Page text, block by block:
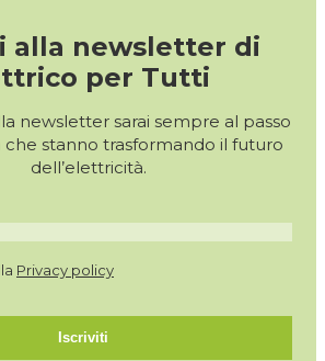
alla newsletter di
per Tutti
newsletter sarai sempre al passo
che stanno trasformando il futuro
dell’elettricità.
Privacy policy
Iscriviti